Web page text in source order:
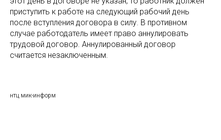
приступить к работе на следующий рабочий день
после вступления договора в силу. В противном
случае работодатель имеет право аннулировать
трудовой договор. Аннулированный договор
считается незаключенным.
нтц мик-информ